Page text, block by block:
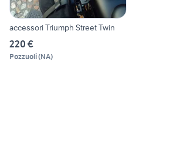
accessori Triumph Street Twin
220 €
Pozzuoli(NA)